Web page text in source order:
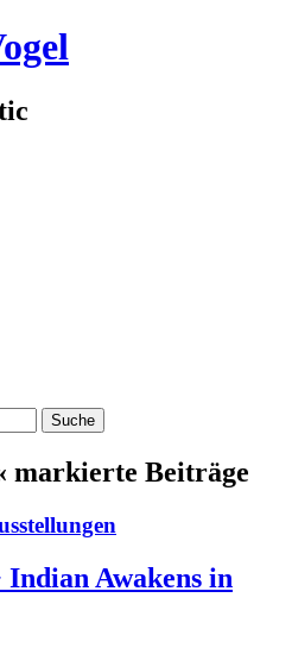
markierte Beiträge
Awakens in